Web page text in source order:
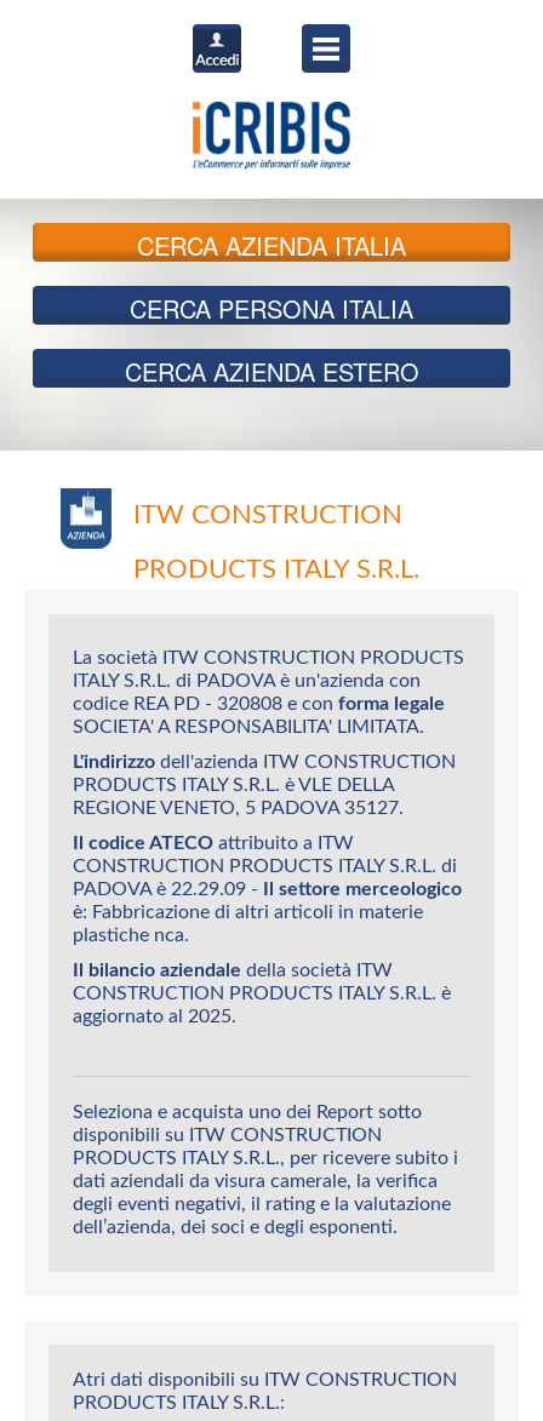
CERCAAZIENDA ITALIA
CERCA PERSONA ITALIA
CERCA AZIENDA ESTERO
ITW CONSTRUCTION
PRODUCTS ITALY S.R.L.
La società ITW CONSTRUCTION PRODUCTS
ITALY S.R.L. di PADOVA è un'azienda con
codice REA PD - 320808 e con forma legale
SOCIETA' A RESPONSABILITA' LIMITATA.
L'indirizzo dell'azienda ITW CONSTRUCTION
PRODUCTS ITALY S.R.L. è VLE DELLA
REGIONE VENETO, 5 PADOVA 35127.
Il codice ATECO attribuito a ITW
CONSTRUCTION PRODUCTS ITALY S.R.L. di
PADOVA è 22.29.09 - Il settore merceologico
è: Fabbricazione di altri articoli in materie
plastiche nca.
Il bilancio aziendale della società ITW
CONSTRUCTION PRODUCTS ITALY S.R.L. è
aggiornato al 2025.
Seleziona e acquista uno dei Report sotto
disponibili su ITW CONSTRUCTION
PRODUCTS ITALY S.R.L., per ricevere subito i
dati aziendali da visura camerale, la verifica
degli eventi negativi, il rating e la valutazione
dell’azienda, dei soci e degli esponenti.
Atri dati disponibili su ITW CONSTRUCTION
PRODUCTS ITALY S.R.L.: